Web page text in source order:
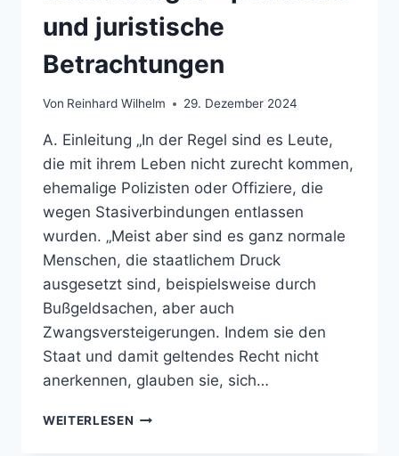
und juristische
Betrachtungen
Von Reinhard Wilhelm 29. Dezember 2024
A. Einleitung „In der Regel sind es Leute,
die mit ihrem Leben nicht zurecht kommen,
ehemalige Polizisten oder Offiziere, die
wegen Stasiverbindungen entlassen
wurden. „Meist aber sind es ganz normale
Menschen, die staatlichem Druck
ausgesetzt sind, beispielsweise durch
Bußgeldsachen, aber auch
Zwangsversteigerungen. Indem sie den
Staat und damit geltendes Recht nicht
anerkennen, glauben sie, sich…
WEITERLESEN REICHSBÜRGER